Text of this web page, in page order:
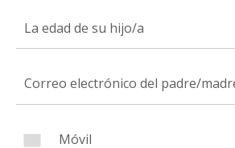
La edad de su hijo/a
La edad de su hijo/a
Correo electrónico del padre/madre